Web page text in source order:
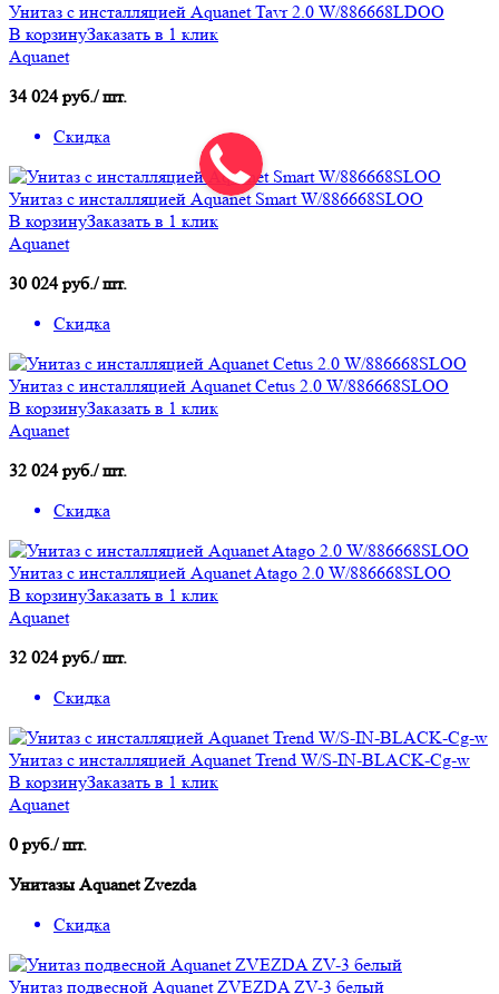
Унитаз с инсталляцией Aquanet Tavr 2.0 W/886668LDOO
В корзинуЗаказать в 1 клик
Aquanet
34 024 руб./ шт.
Скидка
Унитаз с инсталляцией Aquanet Smart W/886668SLOO
В корзинуЗаказать в 1 клик
Aquanet
30 024 руб./ шт.
Скидка
Унитаз с инсталляцией Aquanet Cetus 2.0 W/886668SLOO
В корзинуЗаказать в 1 клик
Aquanet
32 024 руб./ шт.
Скидка
Унитаз с инсталляцией Aquanet Atago 2.0 W/886668SLOO
В корзинуЗаказать в 1 клик
Aquanet
32 024 руб./ шт.
Скидка
Унитаз с инсталляцией Aquanet Trend W/S-IN-BLACK-Cg-w
В корзинуЗаказать в 1 клик
Aquanet
0 руб./ шт.
Унитазы Aquanet Zvezda
Скидка
Унитаз подвесной Aquanet ZVEZDA ZV-3 белый